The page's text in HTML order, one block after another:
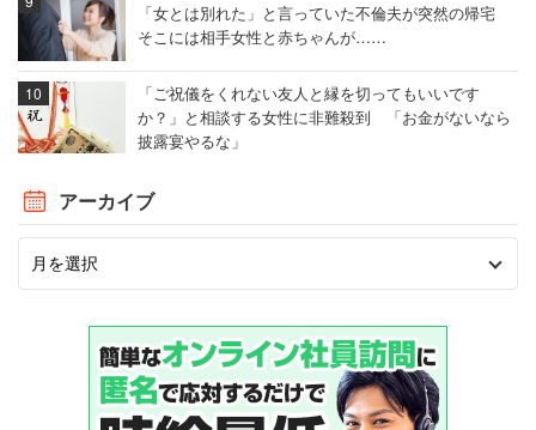
「女とは別れた」と言っていた不倫夫が突然の帰宅
そこには相手女性と赤ちゃんが……
「ご祝儀をくれない友人と縁を切ってもいいです
か？」と相談する女性に非難殺到 「お金がないなら
披露宴やるな」
アーカイブ